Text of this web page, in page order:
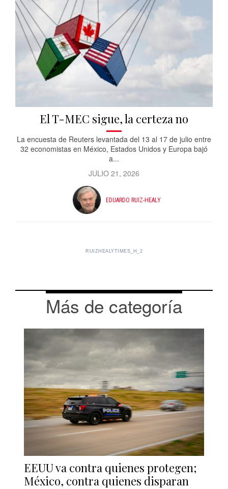
El T-MEC sigue, la certeza no
La encuesta de Reuters levantada del 13 al 17 de julio entre
32 economistas en México, Estados Unidos y Europa bajó
a...
JULIO 21, 2026
EDUARDO RUIZ-HEALY
RUIZHEALYTIMES_H_2
Más de categoría
EEUU va contra quienes protegen;
México, contra quienes disparan